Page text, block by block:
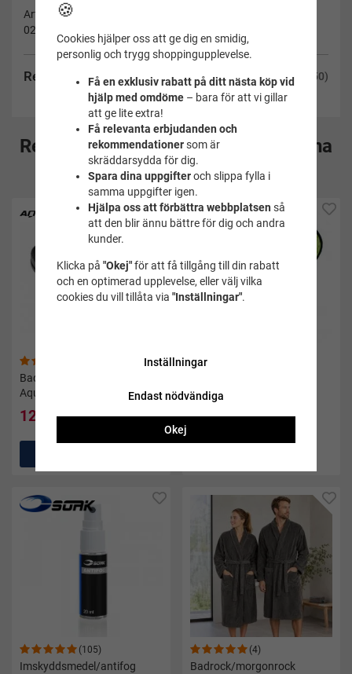
Recensioner (50)
Artikelnummer:
0210017064025A
Rekommenderade tillbehör till denna
produkt
Badtofflor Gabo svart -
Aquarapid
127 kr 159 kr
limefärgade
95 kr
(105)
Imskyddsmedel/antifog
(4)
Badrock/morgonrock
🍪
Cookies hjälper oss att ge dig en smidig,
personlig och trygg shoppingupplevelse.
Få en exklusiv rabatt på ditt nästa köp vid
hjälp med omdöme– bara för att vi gillar
att ge lite extra!
Få relevanta erbjudanden och
rekommendationersom är
skräddarsydda för dig.
Spara dina uppgifteroch slippa fylla i
samma uppgifter igen.
Hjälpa oss att förbättra webbplatsen så
att den blir ännu bättre för dig och andra
kunder.
Klicka på "Okej"för att få tillgång till din rabatt
och en optimerad upplevelse, eller välj vilka
cookies du vill tillåta via "Inställningar".
Inställningar
Endast nödvändiga
Okej